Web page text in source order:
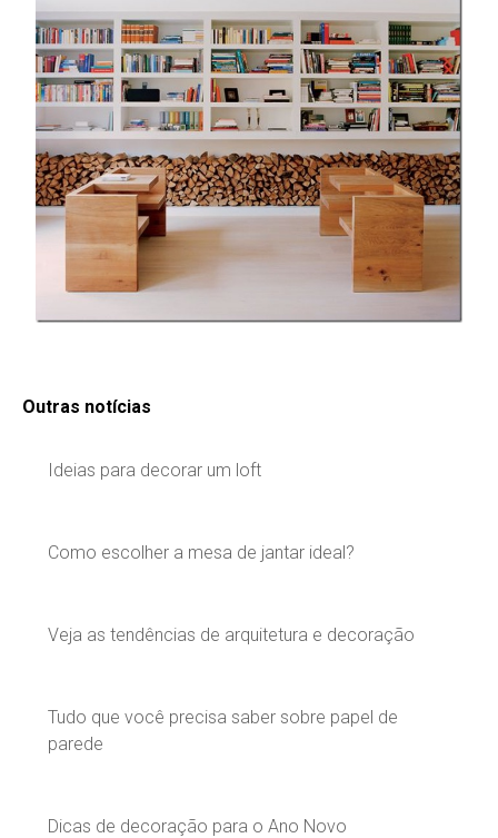
Outras notícias
Ideias para decorar um loft
Como escolher a mesa de jantar ideal?
Veja as tendências de arquitetura e decoração
Tudo que você precisa saber sobre papel de
parede
Dicas de decoração para o Ano Novo